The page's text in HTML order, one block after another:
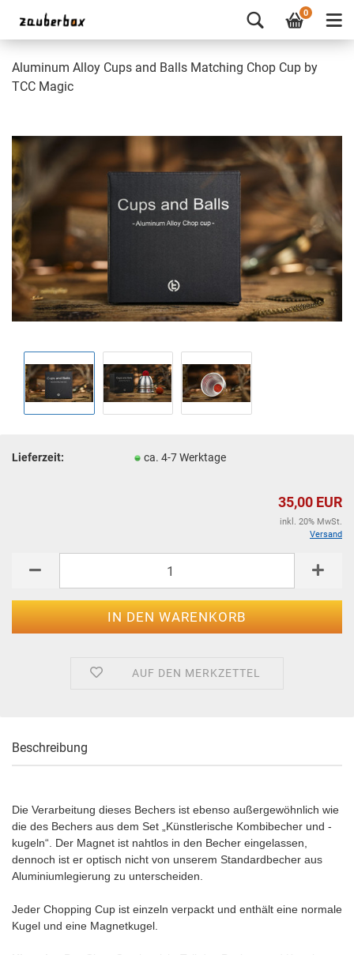
0
Aluminum Alloy Cups and Balls Matching Chop Cup by
TCC Magic
Lieferzeit: ca. 4-7 Werktage
35,00 EUR
inkl. 20% MwSt.
Versand
AUF DEN MERKZETTEL
Beschreibung
Die Verarbeitung dieses Bechers ist ebenso außergewöhnlich wie
die des Bechers aus dem Set „Künstlerische Kombibecher und -
kugeln“. Der Magnet ist nahtlos in den Becher eingelassen,
dennoch ist er optisch nicht von unserem Standardbecher aus
Aluminiumlegierung zu unterscheiden.
Jeder Chopping Cup ist einzeln verpackt und enthält eine normale
Kugel und eine Magnetkugel.